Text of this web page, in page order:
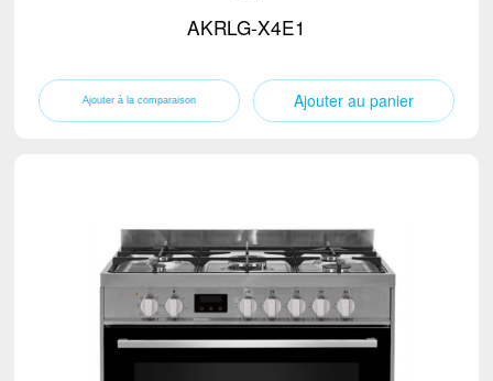
AKRLG-X4E1
Ajouter au panier